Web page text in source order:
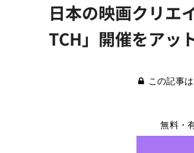
日本の映画クリエ
TCH」開催をアッ
この記事
無料・